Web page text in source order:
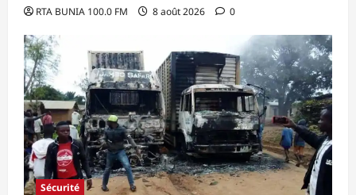
RTA BUNIA 100.0 FM 8 août 2026 0
Sécurité